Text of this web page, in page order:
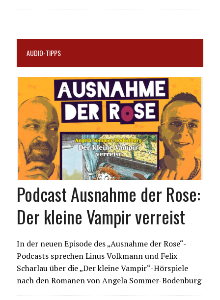
AUDIO-TIPPS
Podcast Ausnahme der Rose:
Der kleine Vampir verreist
In der neuen Episode des „Ausnahme der Rose“-
Podcasts sprechen Linus Volkmann und Felix
Scharlau über die „Der kleine Vampir“-Hörspiele
nach den Romanen von Angela Sommer-Bodenburg